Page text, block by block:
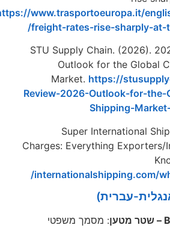
2026.https://
freight-rates-rise-
STU Supply Chain.
Outlook for the
Market.https://
Review-2026-Outlook-
Super
Charges: Everything
עברית)
: מסמך משפטי